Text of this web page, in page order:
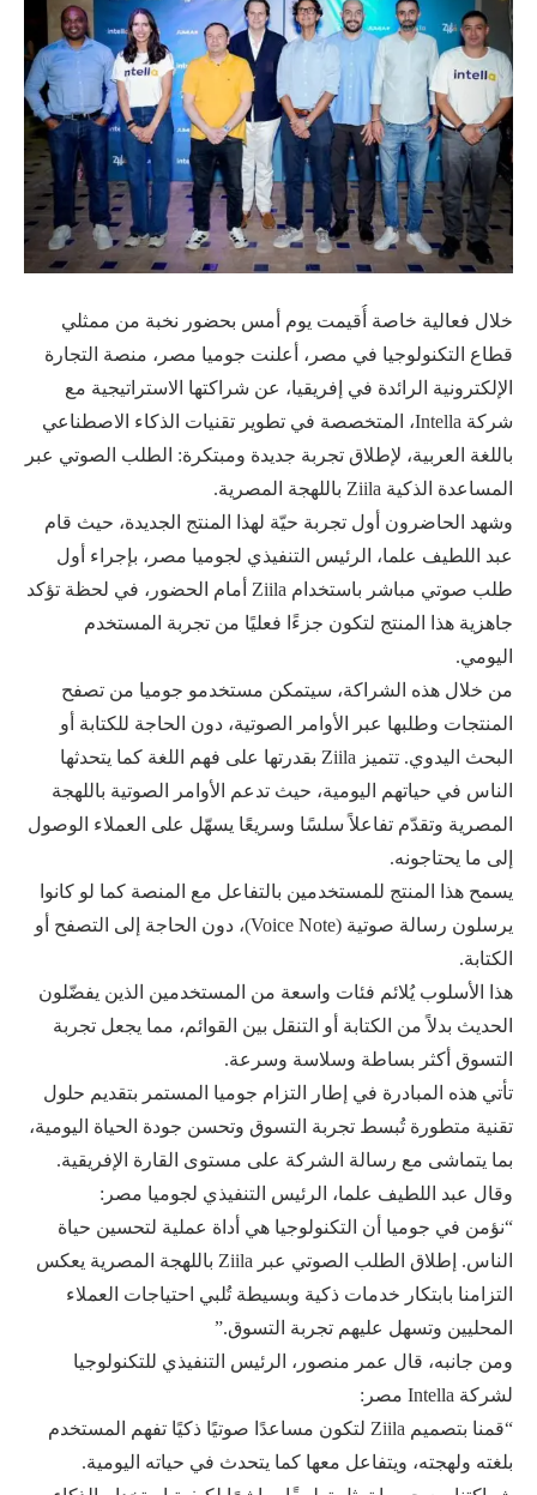
خلال فعالية خاصة أُقيمت يوم أمس بحضور نخبة من ممثلي
قطاع التكنولوجيا في مصر، أعلنت جوميا مصر، منصة التجارة
الإلكترونية الرائدة في إفريقيا، عن شراكتها الاستراتيجية مع
شركة Intella، المتخصصة في تطوير تقنيات الذكاء الاصطناعي
باللغة العربية، لإطلاق تجربة جديدة ومبتكرة: الطلب الصوتي عبر
المساعدة الذكية Ziila باللهجة المصرية.
وشهد الحاضرون أول تجربة حيّة لهذا المنتج الجديدة، حيث قام
عبد اللطيف علما، الرئيس التنفيذي لجوميا مصر، بإجراء أول
طلب صوتي مباشر باستخدام Ziila أمام الحضور، في لحظة تؤكد
جاهزية هذا المنتج لتكون جزءًا فعليًا من تجربة المستخدم
اليومي.
من خلال هذه الشراكة، سيتمكن مستخدمو جوميا من تصفح
المنتجات وطلبها عبر الأوامر الصوتية، دون الحاجة للكتابة أو
البحث اليدوي. تتميز Ziila بقدرتها على فهم اللغة كما يتحدثها
الناس في حياتهم اليومية، حيث تدعم الأوامر الصوتية باللهجة
المصرية وتقدّم تفاعلاً سلسًا وسريعًا يسهّل على العملاء الوصول
إلى ما يحتاجونه.
يسمح هذا المنتج للمستخدمين بالتفاعل مع المنصة كما لو كانوا
يرسلون رسالة صوتية (Voice Note)، دون الحاجة إلى التصفح أو
الكتابة.
هذا الأسلوب يُلائم فئات واسعة من المستخدمين الذين يفضّلون
الحديث بدلاً من الكتابة أو التنقل بين القوائم، مما يجعل تجربة
التسوق أكثر بساطة وسلاسة وسرعة.
تأتي هذه المبادرة في إطار التزام جوميا المستمر بتقديم حلول
تقنية متطورة تُبسط تجربة التسوق وتحسن جودة الحياة اليومية،
بما يتماشى مع رسالة الشركة على مستوى القارة الإفريقية.
وقال عبد اللطيف علما، الرئيس التنفيذي لجوميا مصر:
“نؤمن في جوميا أن التكنولوجيا هي أداة عملية لتحسين حياة
الناس. إطلاق الطلب الصوتي عبر Ziila باللهجة المصرية يعكس
التزامنا بابتكار خدمات ذكية وبسيطة تُلبي احتياجات العملاء
المحليين وتسهل عليهم تجربة التسوق.”
ومن جانبه، قال عمر منصور، الرئيس التنفيذي للتكنولوجيا
لشركة Intella مصر:
“قمنا بتصميم Ziila لتكون مساعدًا صوتيًا ذكيًا تفهم المستخدم
بلغته ولهجته، ويتفاعل معها كما يتحدث في حياته اليومية.